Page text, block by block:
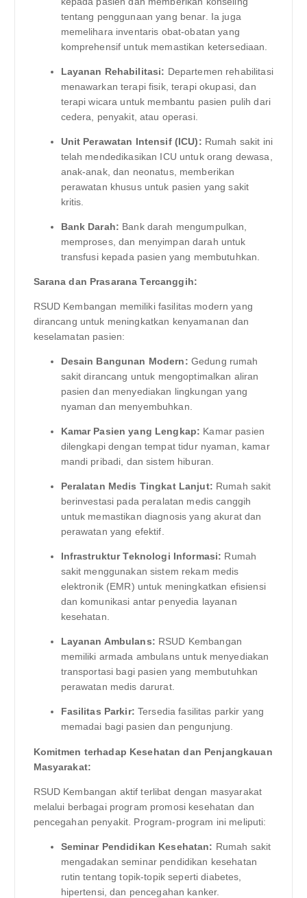
tentang penggunaan yang benar. Ia juga
memelihara inventaris obat-obatan yang
komprehensif untuk memastikan ketersediaan.
Layanan Rehabilitasi: Departemen rehabilitasi
menawarkan terapi fisik, terapi okupasi, dan
terapi wicara untuk membantu pasien pulih dari
cedera, penyakit, atau operasi.
Unit Perawatan Intensif (ICU): Rumah sakit ini
telah mendedikasikan ICU untuk orang dewasa,
anak-anak, dan neonatus, memberikan
perawatan khusus untuk pasien yang sakit
kritis.
Bank Darah: Bank darah mengumpulkan,
memproses, dan menyimpan darah untuk
transfusi kepada pasien yang membutuhkan.
Sarana dan Prasarana Tercanggih:
RSUD Kembangan memiliki fasilitas modern yang
dirancang untuk meningkatkan kenyamanan dan
keselamatan pasien:
Desain Bangunan Modern: Gedung rumah
sakit dirancang untuk mengoptimalkan aliran
pasien dan menyediakan lingkungan yang
nyaman dan menyembuhkan.
Kamar Pasien yang Lengkap: Kamar pasien
dilengkapi dengan tempat tidur nyaman, kamar
mandi pribadi, dan sistem hiburan.
Peralatan Medis Tingkat Lanjut: Rumah sakit
berinvestasi pada peralatan medis canggih
untuk memastikan diagnosis yang akurat dan
perawatan yang efektif.
Infrastruktur Teknologi Informasi: Rumah
sakit menggunakan sistem rekam medis
elektronik (EMR) untuk meningkatkan efisiensi
dan komunikasi antar penyedia layanan
kesehatan.
Layanan Ambulans: RSUD Kembangan
memiliki armada ambulans untuk menyediakan
transportasi bagi pasien yang membutuhkan
perawatan medis darurat.
Fasilitas Parkir: Tersedia fasilitas parkir yang
memadai bagi pasien dan pengunjung.
Komitmen terhadap Kesehatan dan Penjangkauan
Masyarakat:
RSUD Kembangan aktif terlibat dengan masyarakat
melalui berbagai program promosi kesehatan dan
pencegahan penyakit. Program-program ini meliputi:
Seminar Pendidikan Kesehatan: Rumah sakit
mengadakan seminar pendidikan kesehatan
rutin tentang topik-topik seperti diabetes,
hipertensi, dan pencegahan kanker.